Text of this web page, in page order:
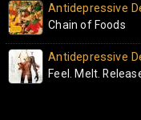
Antidepressive
Chain of Foods
Antidepressive
Feel. Melt.